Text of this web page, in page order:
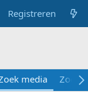
Registreren
media
Zoek